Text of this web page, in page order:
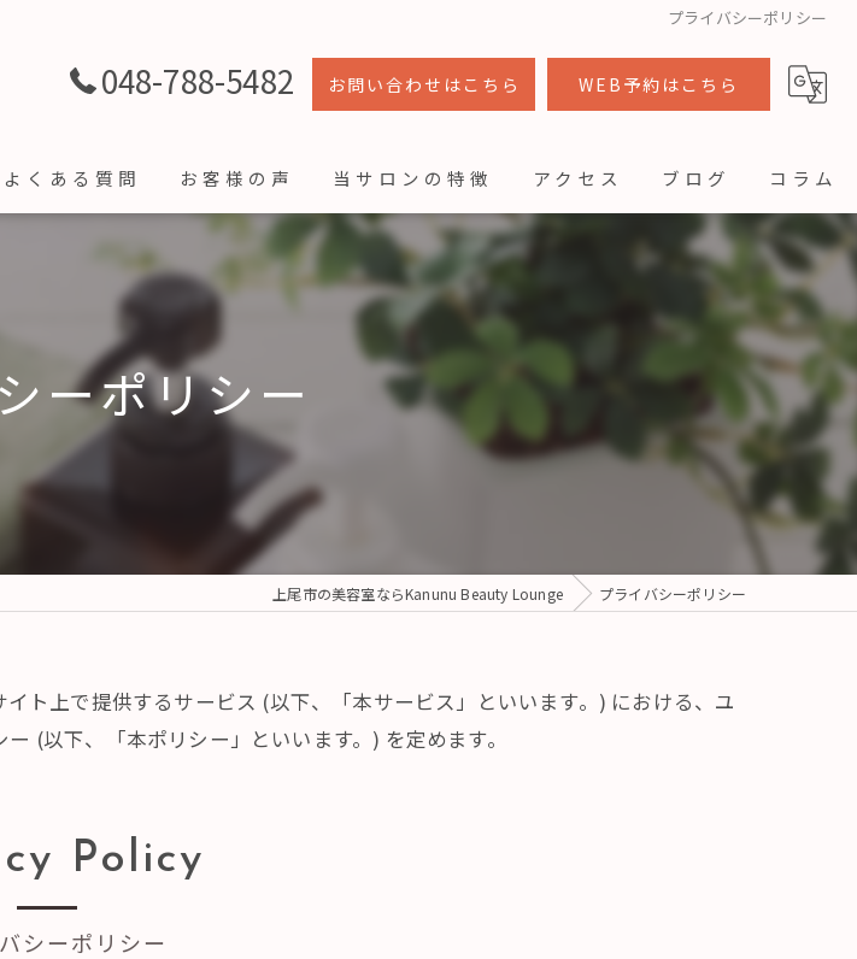
プライバシーポリシー
048-788-5482 お問い合わせはこちら WEB予約はこちら
よくある質問 お客様の声 当サロンの特徴
カット
トリートメント
アクセス ブログ コラム
ーポリシー
上尾市の美容室ならKanunu Beauty Lounge プライバシーポリシー
ト上で提供するサービス (以下、「本サービス」といいます。) における、ユ
(以下、「本ポリシー」といいます。) を定めます。
シーポリシー
Policy